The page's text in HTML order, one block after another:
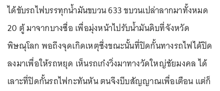
ได้ขับรถไฟบรรทุกน้ำมันขบวน 633 ขบวนเปล่าลากมาทั้งหมด
20 ตู้ มาจากบางซื่อ เพื่อมุ่งหน้าไปรับน้ำมันดิบที่จังหวัด
พิษณุโลก พอถึงจุดเกิดเหตุซึ่งขณะนั้นที่ปิดกั้นทางรถไฟได้ปิด
ลงมาเพื่อให้รถหยุด เห็นรถเก๋งวิ่งมาทางวัดใหญ่ชัยมงคล ได้
เลาะที่ปิดกั้นรถไฟกะทันหัน ตนจึงบีบสัญญาณเพื่อเตือน แต่ก็